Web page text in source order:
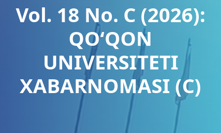
Vol. 18 No. C (2026):
QO‘QON
UNIVERSITETI
XABARNOMASI (C)